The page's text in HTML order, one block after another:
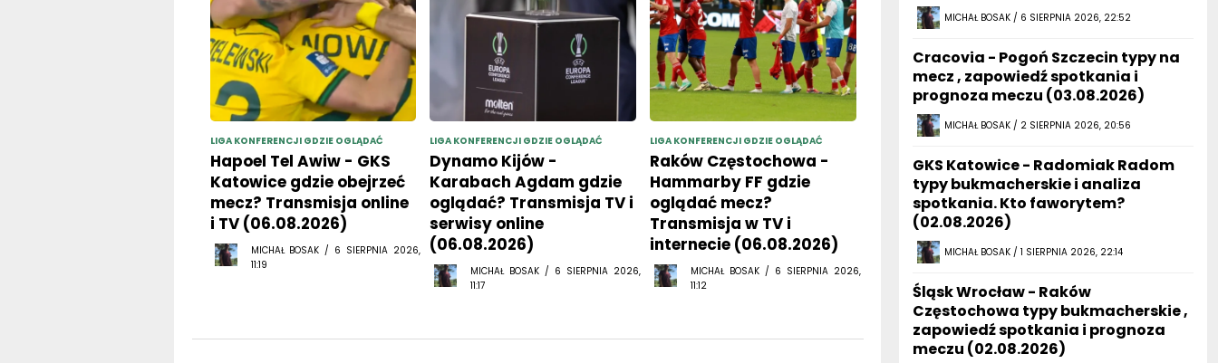
LIGA KONFERENCJI GDZIE OGLĄDAĆ
Hapoel Tel Awiw - GKS
Katowice gdzie obejrzeć
mecz? Transmisja online
i TV (06.08.2026)
MICHAŁ BOSAK / 6 SIERPNIA 2026,
11:19
LIGA KONFERENCJI GDZIE OGLĄDAĆ
Dynamo Kijów -
Karabach Agdam gdzie
oglądać? Transmisja TV i
serwisy online
(06.08.2026)
MICHAŁ BOSAK / 6 SIERPNIA 2026,
11:17
LIGA KONFERENCJI GDZIE OGLĄDAĆ
Raków Częstochowa -
Hammarby FF gdzie
oglądać mecz?
Transmisja w TV i
internecie (06.08.2026)
MICHAŁ BOSAK / 6 SIERPNIA 2026,
11:12
←
Motor Lublin - Zagłębie Lubin typy na
→
Odra Opole - Wisła Kraków gdzie
Cracovia - Pogoń Szczecin typy na
prognoza meczu (03.08.2026)
MICHAŁ BOSAK / 2 SIERPNIA 2026, 20:56
GKS Katowice - Radomiak Radom
spotkania. Kto faworytem?
(02.08.2026)
MICHAŁ BOSAK / 1 SIERPNIA 2026, 22:14
Śląsk Wrocław - Raków
zapowiedź spotkania i prognoza
meczu (02.08.2026)
MICHAŁ BOSAK / 1 SIERPNIA 2026, 19:37